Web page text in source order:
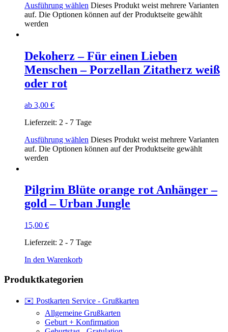
Ausführung wählen Dieses Produkt weist mehrere Varianten
auf. Die Optionen können auf der Produktseite gewählt
werden
Dekoherz – Für einen Lieben
Menschen – Porzellan Zitatherz weiß
oder rot
ab 3,00 €
Lieferzeit: 2 - 7 Tage
Ausführung wählen Dieses Produkt weist mehrere Varianten
auf. Die Optionen können auf der Produktseite gewählt
werden
Pilgrim Blüte orange rot Anhänger –
gold – Urban Jungle
15,00 €
Lieferzeit: 2 - 7 Tage
In den Warenkorb
Produktkategorien
✉️ Postkarten Service - Grußkarten
Allgemeine Grußkarten
Geburt + Konfirmation